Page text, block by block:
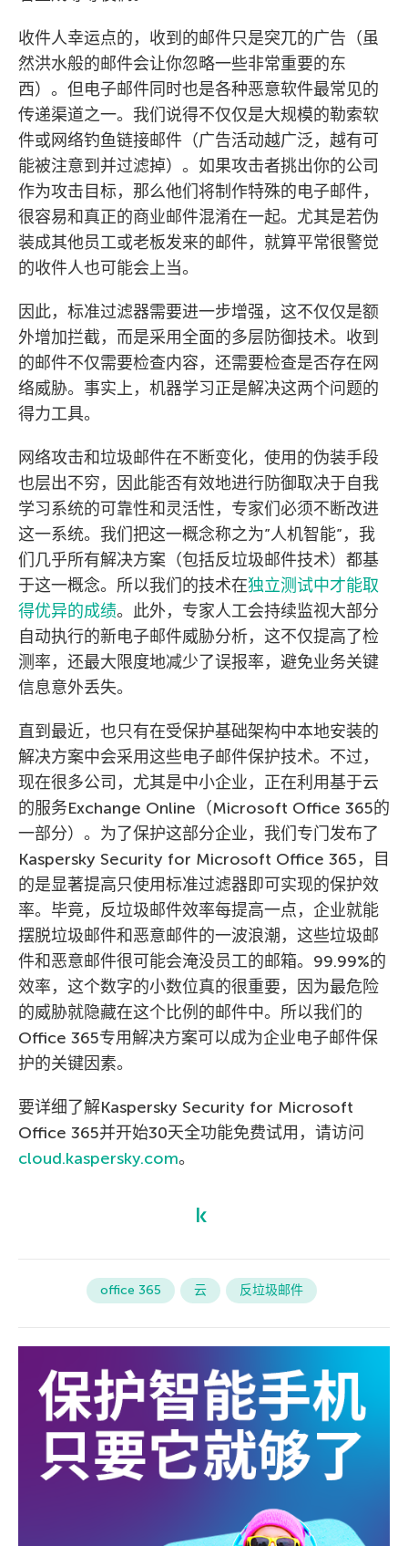
收件人幸运点的，收到的邮件只是突兀的广告（虽
然洪水般的邮件会让你忽略一些非常重要的东
西）。但电子邮件同时也是各种恶意软件最常见的
传递渠道之一。我们说得不仅仅是大规模的勒索软
件或网络钓鱼链接邮件（广告活动越广泛，越有可
能被注意到并过滤掉）。如果攻击者挑出你的公司
作为攻击目标，那么他们将制作特殊的电子邮件，
很容易和真正的商业邮件混淆在一起。尤其是若伪
装成其他员工或老板发来的邮件，就算平常很警觉
的收件人也可能会上当。
因此，标准过滤器需要进一步增强，这不仅仅是额
外增加拦截，而是采用全面的多层防御技术。收到
的邮件不仅需要检查内容，还需要检查是否存在网
络威胁。事实上，机器学习正是解决这两个问题的
得力工具。
网络攻击和垃圾邮件在不断变化，使用的伪装手段
也层出不穷，因此能否有效地进行防御取决于自我
学习系统的可靠性和灵活性，专家们必须不断改进
这一系统。我们把这一概念称之为”人机智能”，我
们几乎所有解决方案（包括反垃圾邮件技术）都基
于这一概念。所以我们的技术在独立测试中才能取
得优异的成绩。此外，专家人工会持续监视大部分
自动执行的新电子邮件威胁分析，这不仅提高了检
测率，还最大限度地减少了误报率，避免业务关键
信息意外丢失。
直到最近，也只有在受保护基础架构中本地安装的
解决方案中会采用这些电子邮件保护技术。不过，
现在很多公司，尤其是中小企业，正在利用基于云
的服务Exchange Online（Microsoft Office 365的
一部分）。为了保护这部分企业，我们专门发布了
Kaspersky Security for Microsoft Office 365，目
的是显著提高只使用标准过滤器即可实现的保护效
率。毕竟，反垃圾邮件效率每提高一点，企业就能
摆脱垃圾邮件和恶意邮件的一波浪潮，这些垃圾邮
件和恶意邮件很可能会淹没员工的邮箱。99.99%的
效率，这个数字的小数位真的很重要，因为最危险
的威胁就隐藏在这个比例的邮件中。所以我们的
Office 365专用解决方案可以成为企业电子邮件保
护的关键因素。
要详细了解Kaspersky Security for Microsoft
Office 365并开始30天全功能免费试用，请访问
cloud.kaspersky.com。
office 365 云 反垃圾邮件